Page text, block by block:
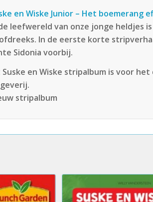
en Wiske Junior – Het boemerang
leefwereld van onze jonge heldjes
In de eerste korte
Sidonia voorbij.
Suske en Wiske stripalbum is voor
stripalbum